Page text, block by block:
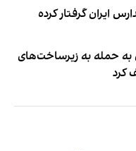
ایران گرفتار کرده
به حمله به زیرساخت‌های
کرد